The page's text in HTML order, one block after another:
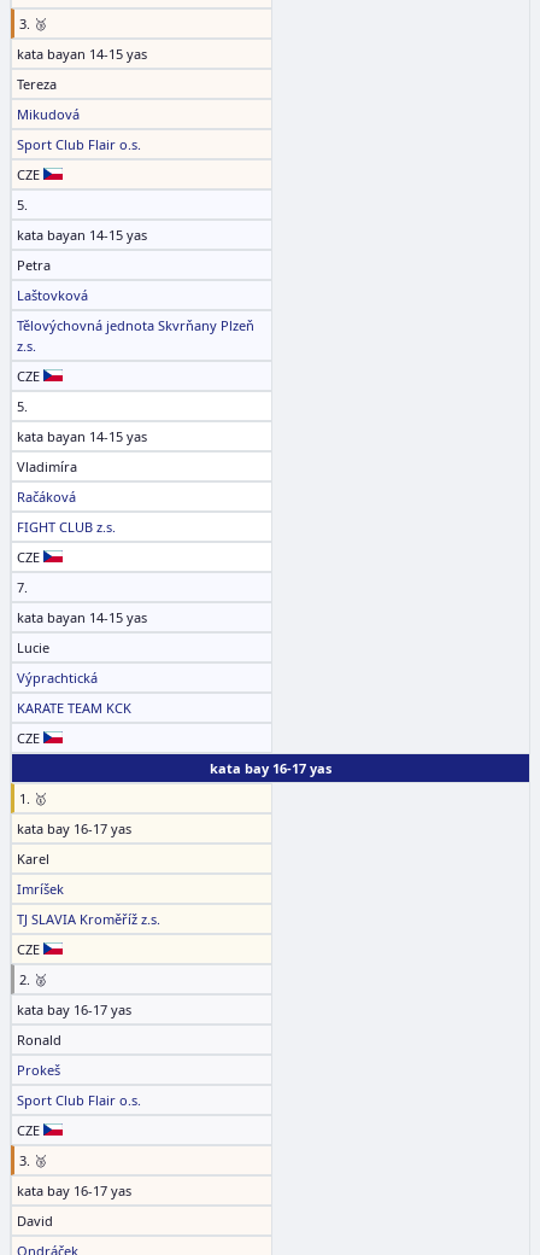
3. 🥉
kata bayan 14-15 yas
Tereza
Mikudová
Sport Club Flair o.s.
CZE
5.
kata bayan 14-15 yas
Petra
Laštovková
Tělovýchovná jednota Skvrňany Plzeň
z.s.
CZE
5.
kata bayan 14-15 yas
Vladimíra
Račáková
FIGHT CLUB z.s.
CZE
7.
kata bayan 14-15 yas
Lucie
Výprachtická
KARATE TEAM KCK
CZE
kata bay 16-17 yas
1. 🥇
kata bay 16-17 yas
Karel
Imríšek
TJ SLAVIA Kroměříž z.s.
CZE
2. 🥈
kata bay 16-17 yas
Ronald
Prokeš
Sport Club Flair o.s.
CZE
3. 🥉
kata bay 16-17 yas
David
Ondráček